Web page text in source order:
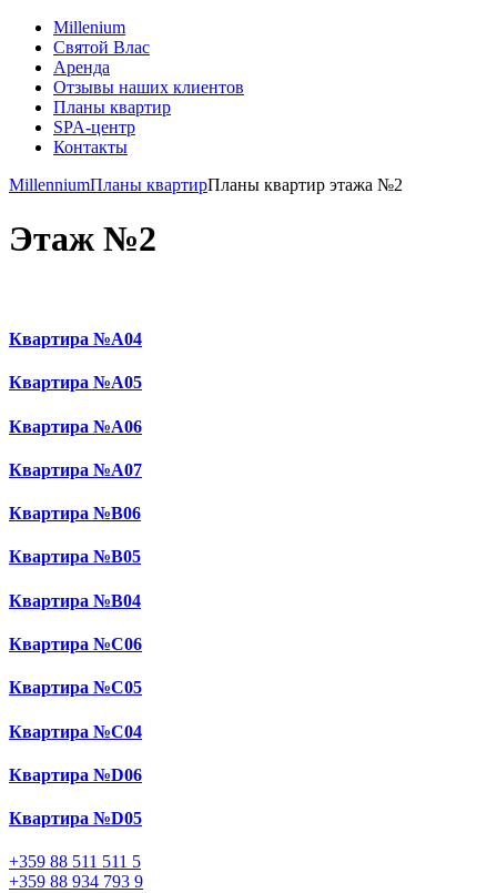
Millenium
Святой Влас
Аренда
Отзывы наших клиентов
Планы квартир
SPA-центр
Контакты
MillenniumПланы квартирПланы квартир этажа №2
Этаж №2
Квартира №А04
Квартира №А05
Квартира №А06
Квартира №А07
Квартира №B06
Квартира №B05
Квартира №B04
Квартира №C06
Квартира №C05
Квартира №C04
Квартира №D06
Квартира №D05
+359 88 511 511 5
+359 88 934 793 9